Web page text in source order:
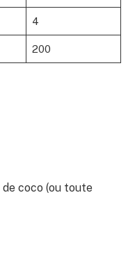
4
200
coco (ou toute